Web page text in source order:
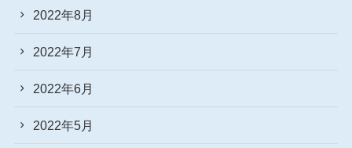
2022年8月
2022年7月
2022年6月
2022年5月